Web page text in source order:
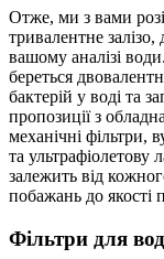
Отже, ми з вами
тривалентне залізо,
вашому аналізі
береться
бактерій у воді та
пропозиції з
механічні фільтри,
та ультрафіолетову
залежить від
побажань до якості
Фільтри для